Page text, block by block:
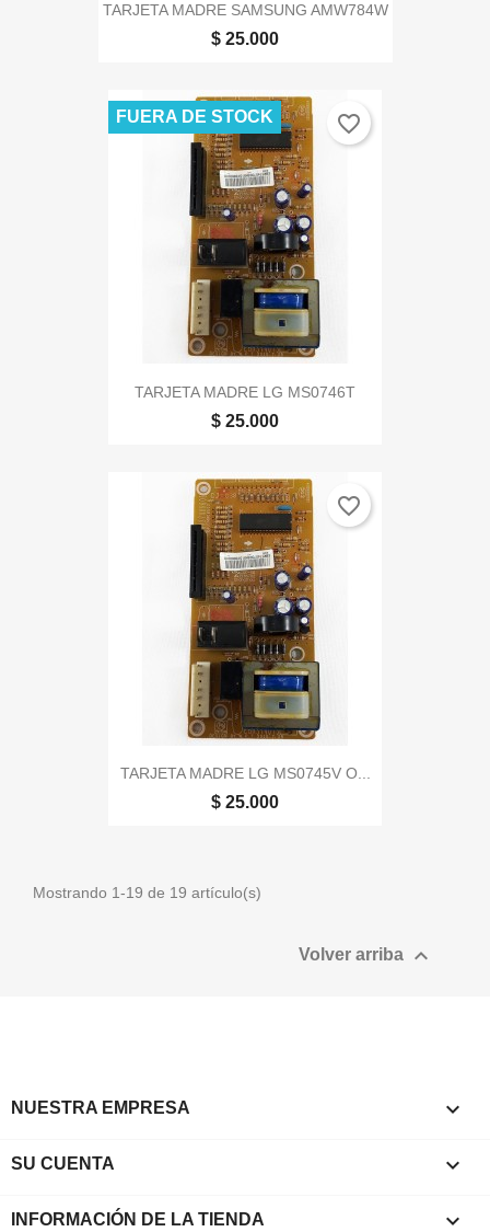
TARJETA MADRE SAMSUNG AMW784W
$ 25.000
TARJETA MADRE LG MS0746T
$ 25.000
FUERA DE STOCK favorite_border
TARJETA MADRE LG MS0745V O...
$ 25.000
favorite_border
Mostrando 1-19 de 19 artículo(s)
Volver arriba 
NUESTRA EMPRESA 
SU CUENTA 
INFORMACIÓN DE LA TIENDA keyboard_arrow_down